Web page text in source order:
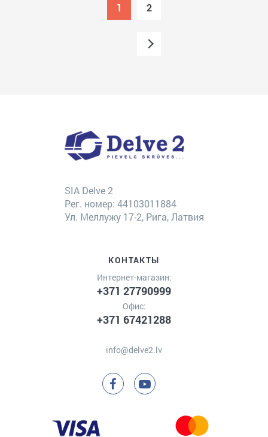
1 2
SIA Delve 2
Рег. номер: 44103011884
Ул. Меллужу 17-2, Рига, Латвия
КОНТАКТЫ
Интернет-магазин:
+371 27790999
Офис:
+371 67421288
info@delve2.lv